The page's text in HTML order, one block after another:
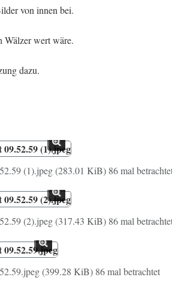
von innen bei.
Wälzer wert wäre.
dazu.
(1).jpeg (283.01 KiB) 86 mal
(2).jpeg (317.43 KiB) 86 mal
(399.28 KiB) 86 mal betrachtet